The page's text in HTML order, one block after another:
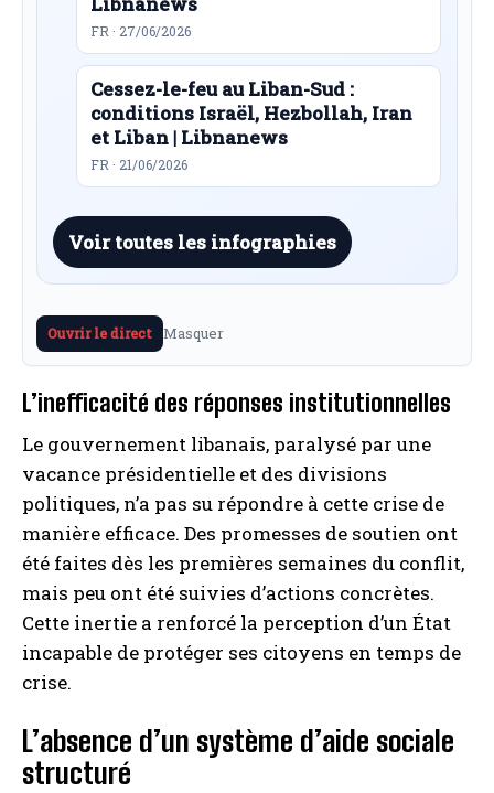
FR · 27/06/2026
Cessez-le-feu au Liban-Sud :
conditions Israël, Hezbollah, Iran
et Liban | Libnanews
FR · 21/06/2026
Voir toutes les infographies
Ouvrir le direct Masquer
L’inefficacité des réponses institutionnelles
Le gouvernement libanais, paralysé par une
vacance présidentielle et des divisions
politiques, n’a pas su répondre à cette crise de
manière efficace. Des promesses de soutien ont
été faites dès les premières semaines du conflit,
mais peu ont été suivies d’actions concrètes.
Cette inertie a renforcé la perception d’un État
incapable de protéger ses citoyens en temps de
crise.
L’absence d’un système d’aide sociale
structuré